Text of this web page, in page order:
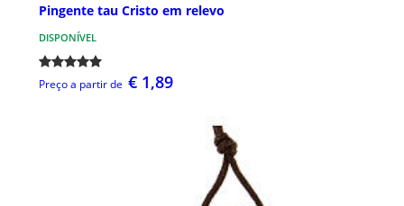
Pingente tau Cristo em relevo
DISPONÍVEL
Preço a partir de € 1,89